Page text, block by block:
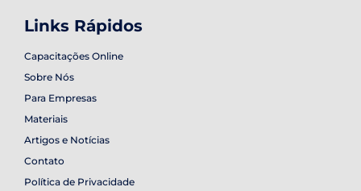
Links Rápidos
Capacitações Online
Sobre Nós
Para Empresas
Materiais
Artigos e Notícias
Contato
Política de Privacidade